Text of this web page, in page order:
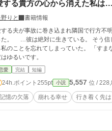
する貴方の心から消えた私は…
りと
書籍情報
る夫が事故に巻き込まれ隣国で行方不明となったのは一年以上前のこ
続けていると、願いが天に通じたのか奇跡的に彼は戻って来た。 だが彼は妻であ
とを忘れてしまっていた。 「すまない、君を愛せない」 そう言った彼の目からは私に対する愛情はなくなっていて…。 ＊設
ゆるいです。
愛 完結 短編
24h.ポイント 255pt 小説 5,557 位 /
記憶の欠落 崩れる幸せ 行き着く先は